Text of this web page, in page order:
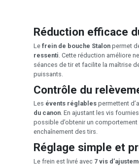
Réduction efficace
Le frein de bouche Stalon permet
ressenti . Cette réduction améliore
séances de tir et facilite la maîtrise
puissants.
Contrôle du
Les évents réglables permettent
du canon. En ajustant les vis
possible d’obtenir un
enchaînement des tirs.
Réglage simple et
Le frein est livré avec 7 vis